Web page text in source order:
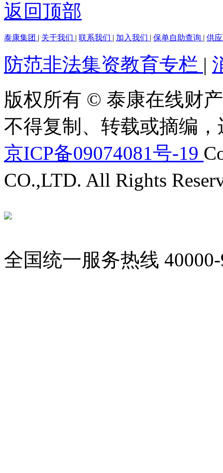
返回顶部
泰康集团 | 关于我们 | 联系我们 | 加入我们 | 保单自助查询 | 供
防范非法集资教育专栏 |
版权所有 © 泰康在线财
不得复制、转载或摘编
京ICP备09074081号-19
CO.,LTD. All Rights
全国统一服务热线